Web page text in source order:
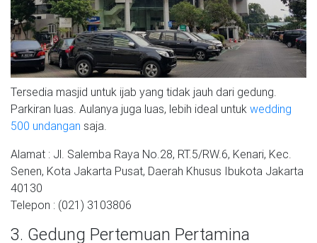
Tersedia masjid untuk ijab yang tidak jauh dari gedung.
Parkiran luas. Aulanya juga luas, lebih ideal untuk wedding
500 undangan saja.
Alamat : Jl. Salemba Raya No.28, RT.5/RW.6, Kenari, Kec.
Senen, Kota Jakarta Pusat, Daerah Khusus Ibukota Jakarta
40130
Telepon : (021) 3103806
3. Gedung Pertemuan Pertamina